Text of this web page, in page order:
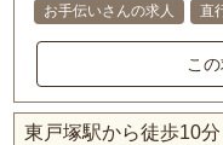
お手伝いさんの求人
直
こ
東戸塚駅から徒歩10